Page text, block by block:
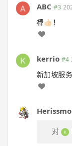
ABC #3
棒👍🏻！
kerrio #4
新加坡服
对